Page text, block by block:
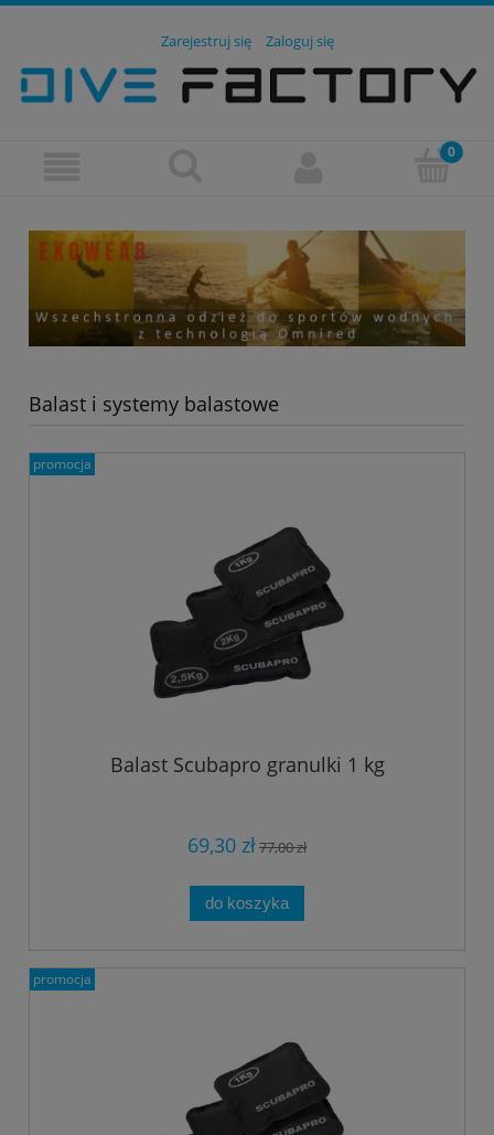
Zarejestruj się Zaloguj się
Balast i systemy balastowe
Balast Scubapro granulki 1 kg
69,30 zł77,00 zł
do koszyka
promocja
promocja